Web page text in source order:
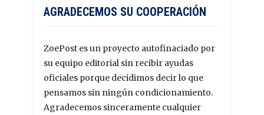
AGRADECEMOS SU COOPERACIÓN
ZoePost es un proyecto autofinaciado por
su equipo editorial sin recibir ayudas
oficiales porque decidimos decir lo que
pensamos sin ningún condicionamiento.
Agradecemos sinceramente cualquier